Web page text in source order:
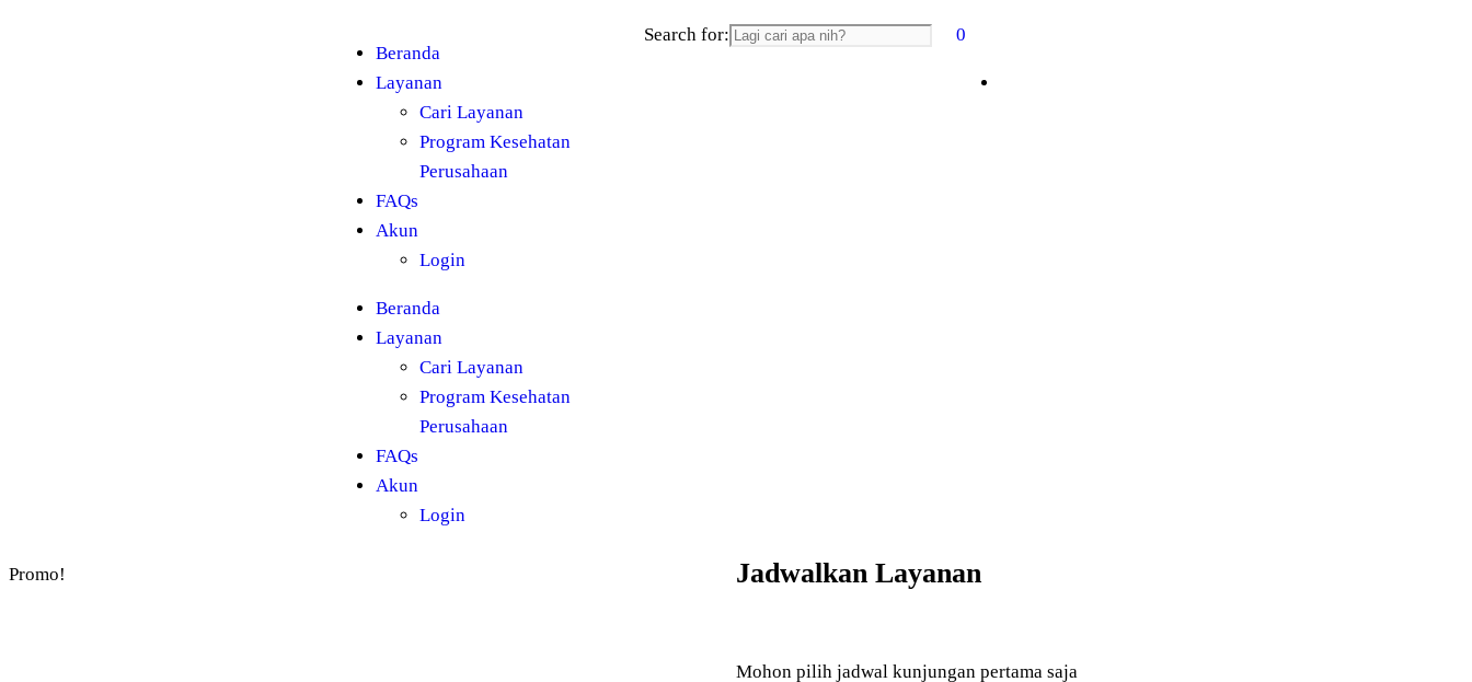
Beranda
Layanan
Cari Layanan
Program Kesehatan
Perusahaan
FAQs
Akun
Login
Beranda
Layanan
Cari Layanan
Program Kesehatan
Perusahaan
FAQs
Akun
Login
Search for: 0
Promo! Jadwalkan Layanan
Mohon pilih jadwal kunjungan pertama saja